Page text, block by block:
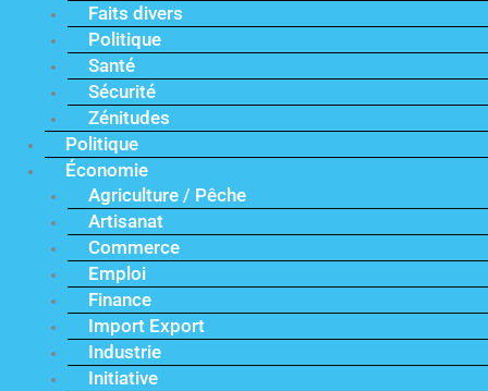
Faits divers
Politique
Santé
Sécurité
Zénitudes
Politique
Économie
Agriculture / Pêche
Artisanat
Commerce
Emploi
Finance
Import Export
Industrie
Initiative